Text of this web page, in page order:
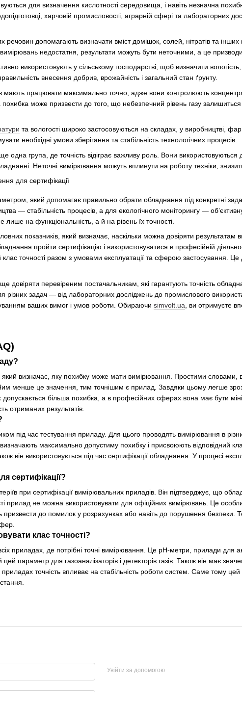
для визначення кислотності середовища, і навіть незначна
харчовій промисловості, аграрній сфері та лабораторних
речовин допомагають визначати вміст домішок, солей, нітратів та
недостатня, результати можуть бути неточними, а це
використовують у сільському господарстві, щоб визначити
внесення добрив, врожайність і загальний стан ґрунту.
мають працювати максимально точно, адже вони контролюють
похибка може призвести до того, що небезпечний рівень газу
та вологості широко застосовуються на складах, у виробництві,
необхідні умови зберігання та стабільність технологічних процесів.
одна група, де точність відіграє важливу роль. Вони
Неточні вимірювання можуть вплинути на роботу техніки,
який допомагає правильно обрати обладнання під конкретні
— стабільність процесів, а для екологічного моніторингу —
лише на функціональність, а й на рівень їх точності.
показників, який визначає, наскільки можна довіряти
пройти сертифікацію і використовуватися в професійній
точності разом з умовами експлуатації та сферою застосування. Це
довіряти перевіреним постачальникам, які гарантують точність
різних задач — від лабораторних досліджень до промислового
ваших вимог і умов роботи. Обираючи simvolt.ua , ви отримуєте
визначає, яку похибку може мати вимірювання. Простими словами,
менше це значення, тим точнішим є прилад. Завдяки цьому легше
більша похибка, а в професійних сферах вона має бути
отриманих результатів.
під час тестування приладу. Для цього проводять вимірювання в
максимально допустиму похибку і присвоюють відповідний
він використовується під час сертифікації обладнання. У процесі
сертифікації?
при сертифікації вимірювальних приладів. Він підтверджує, що
прилад не можна використовувати для офіційних вимірювань. Це
призвести до помилок у розрахунках або навіть до порушення безпеки.
клас точності?
приладах, де потрібні точні вимірювання. Це рН-метри, прилади для
параметр для газоаналізаторів і детекторів газів. Також він має
точність впливає на стабільність роботи систем. Саме тому
Увійти за допомогою